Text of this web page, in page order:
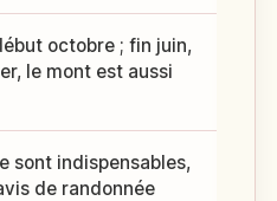
octobre ; fin juin,
le mont est aussi
sont indispensables,
de randonnée